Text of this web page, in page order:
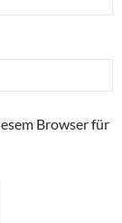
Browser für